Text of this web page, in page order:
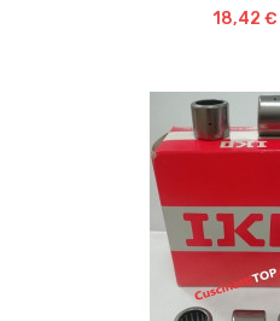
18,42 €